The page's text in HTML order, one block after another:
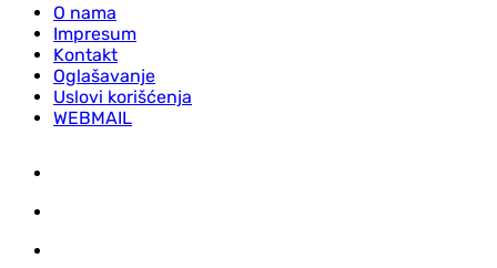
O nama
Impresum
Kontakt
Oglašavanje
Uslovi korišćenja
WEBMAIL